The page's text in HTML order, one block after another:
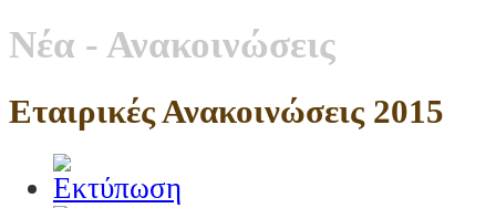
Νέα - Ανακοινώσεις
Εταιρικές Ανακοινώσεις 2015